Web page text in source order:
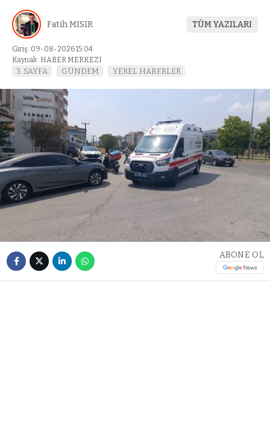
Fatih MISIR TÜM YAZILARI
Giriş: 09-08-2026 15:04
Kaynak: HABER MERKEZI
3. SAYFA GÜNDEM YEREL HABERLER
ABONE OL